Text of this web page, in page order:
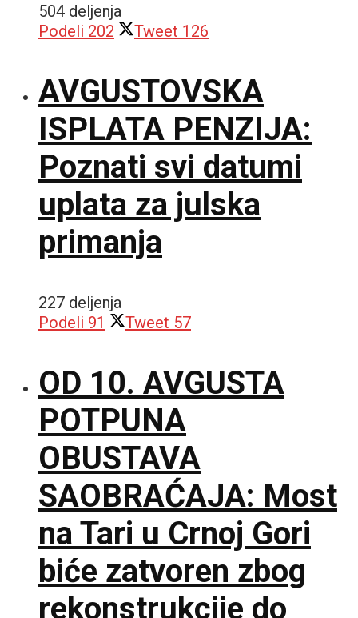
504 deljenja
Podeli 202 Tweet 126
AVGUSTOVSKA
ISPLATA PENZIJA:
Poznati svi datumi
uplata za julska
primanja
227 deljenja
Podeli 91 Tweet 57
OD 10. AVGUSTA
POTPUNA
OBUSTAVA
SAOBRAĆAJA: Most
na Tari u Crnoj Gori
biće zatvoren zbog
rekonstrukcije do